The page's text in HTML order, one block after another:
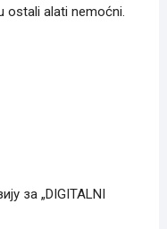
ostali alati nemoćni.
за „DIGITALNI